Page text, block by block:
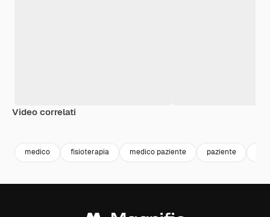
Video correlati
medico fisioterapia medico paziente paziente